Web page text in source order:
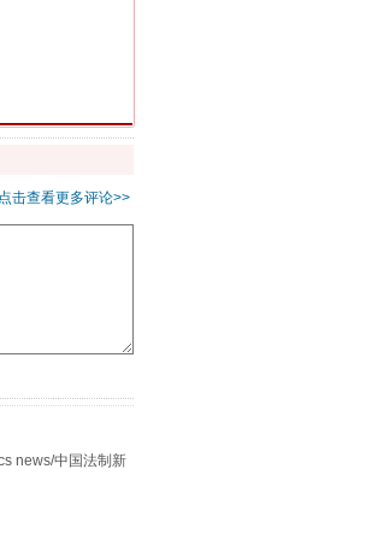
点击查看更多评论>>
news/中国法制新